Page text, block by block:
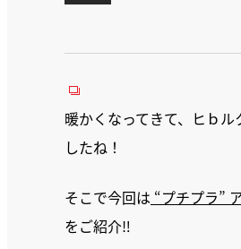
暖かくなってきて、ヒｂ
したね！
そこで今回は “プチプラ”
をご紹介‼